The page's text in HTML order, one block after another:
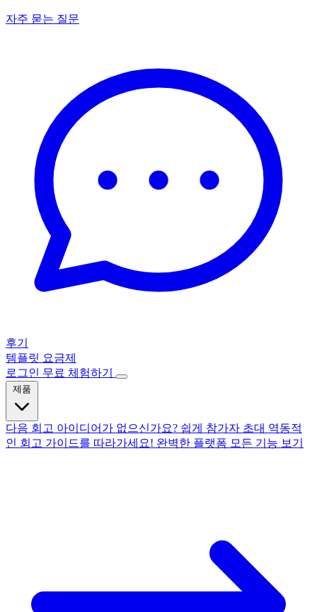
자주 묻는 질문
후기
템플릿 요금제
로그인 무료 체험하기
다음 회고 아이디어가 없으신가요? 쉽게 참가자 초대 역동적
인 회고 가이드를 따라가세요! 완벽한 플랫폼 모든 기능 보기